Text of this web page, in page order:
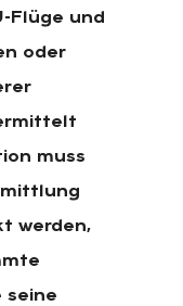
Flüge und
oder
muss
werden,
seine